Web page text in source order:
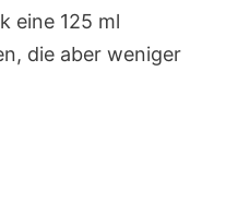
eine 125 ml
die aber weniger